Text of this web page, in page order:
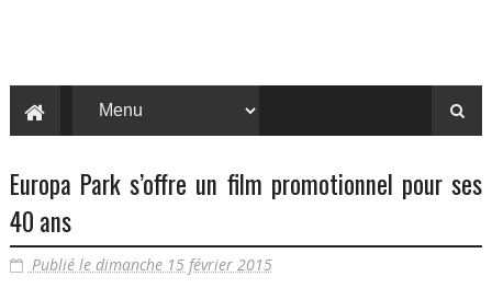
Europa Park s’offre un film promotionnel pour ses
40 ans
Publié le dimanche 15 février 2015